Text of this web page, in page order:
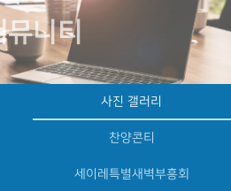
뮤니티
사진 갤러리
찬양콘티
세이레특별새벽부흥회